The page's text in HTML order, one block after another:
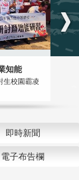
知能
生校園霸凌
即時新聞
電子布告欄